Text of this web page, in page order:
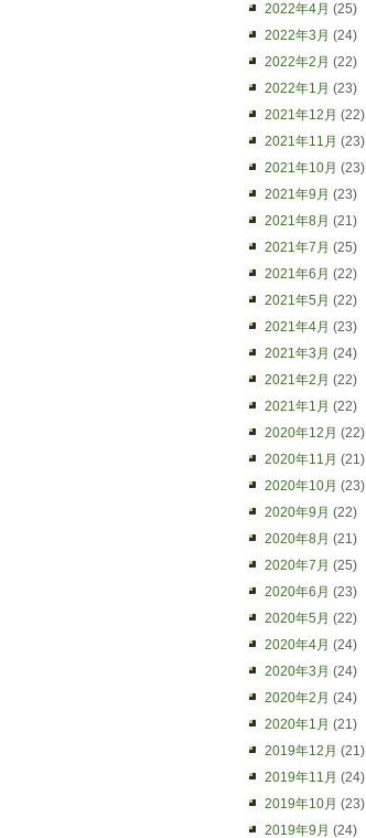
2022年4月 (25)
2022年3月 (24)
2022年2月 (22)
2022年1月 (23)
2021年12月 (22)
2021年11月 (23)
2021年10月 (23)
2021年9月 (23)
2021年8月 (21)
2021年7月 (25)
2021年6月 (22)
2021年5月 (22)
2021年4月 (23)
2021年3月 (24)
2021年2月 (22)
2021年1月 (22)
2020年12月 (22)
2020年11月 (21)
2020年10月 (23)
2020年9月 (22)
2020年8月 (21)
2020年7月 (25)
2020年6月 (23)
2020年5月 (22)
2020年4月 (24)
2020年3月 (24)
2020年2月 (24)
2020年1月 (21)
2019年12月 (21)
2019年11月 (24)
2019年10月 (23)
2019年9月 (24)